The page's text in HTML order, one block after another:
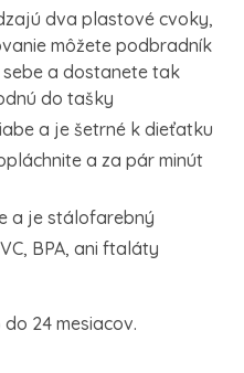
dva plastové cvoky,
môžete podbradník
a dostanete tak
do tašky
a je šetrné k dieťatku
a za pár minút
a je stálofarebný
BPA, ani ftaláty
24 mesiacov.